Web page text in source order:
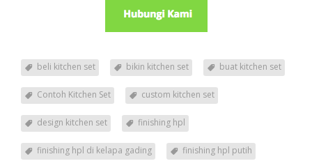
beli kitchen set bikin kitchen set buat kitchen set
Contoh Kitchen Set custom kitchen set
design kitchen set finishing hpl
finishing hpl di kelapa gading finishing hpl putih